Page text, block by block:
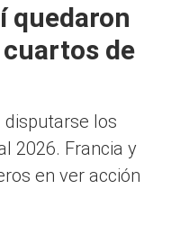
quedaron
de
los
2026. Francia y
en ver acción